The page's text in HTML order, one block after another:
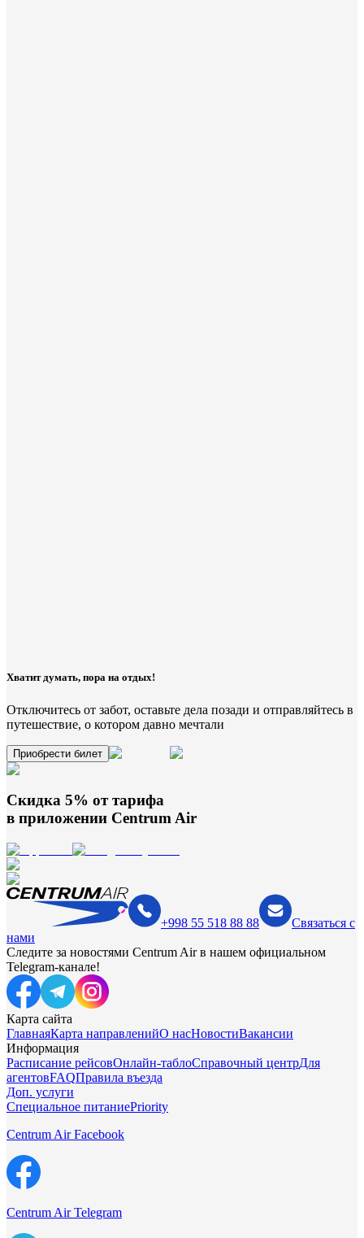
Хватит думать, пора на отдых!
Отключитесь от забот, оставьте дела позади и отправляйтесь в
путешествие, о котором давно мечтали
Приобрести билет
Скидка 5% от тарифа
в приложении Centrum Air
+998 55 518 88 88
Связаться с
нами
Следите за новостями Centrum Air в нашем официальном
Telegram-канале!
Карта сайта
ГлавнаяКарта направленийО насНовостиВакансии
Информация
Расписание рейсовОнлайн-таблоСправочный центрДля
агентовFAQПравила въезда
Доп. услуги
Специальное питаниеPriority
Centrum Air Facebook
Centrum Air Telegram